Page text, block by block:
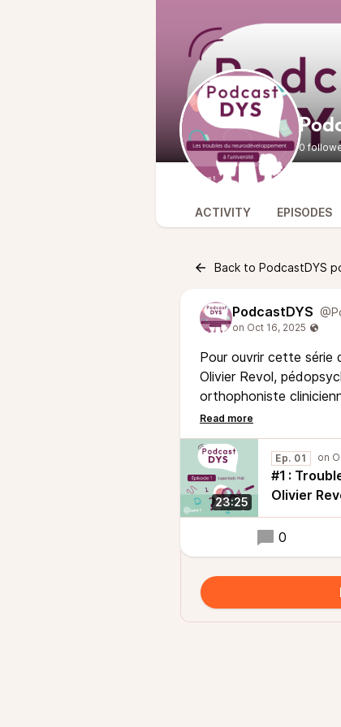
0
ACTIVITY EPISODES
Back to PodcastDYS
PodcastDYS
Pour ouvrir cette série
Olivier Revol,
orthophoniste
donnent les clés pour
neurodéveloppement :
évoluent-ils ? Sont-ils
handicaps ?
23:25
Ep. 01
#1 :
Olivier
0